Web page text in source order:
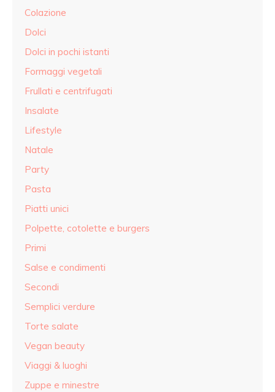
Colazione
Dolci
Dolci in pochi istanti
Formaggi vegetali
Frullati e centrifugati
Insalate
Lifestyle
Natale
Party
Pasta
Piatti unici
Polpette, cotolette e burgers
Primi
Salse e condimenti
Secondi
Semplici verdure
Torte salate
Vegan beauty
Viaggi & luoghi
Zuppe e minestre